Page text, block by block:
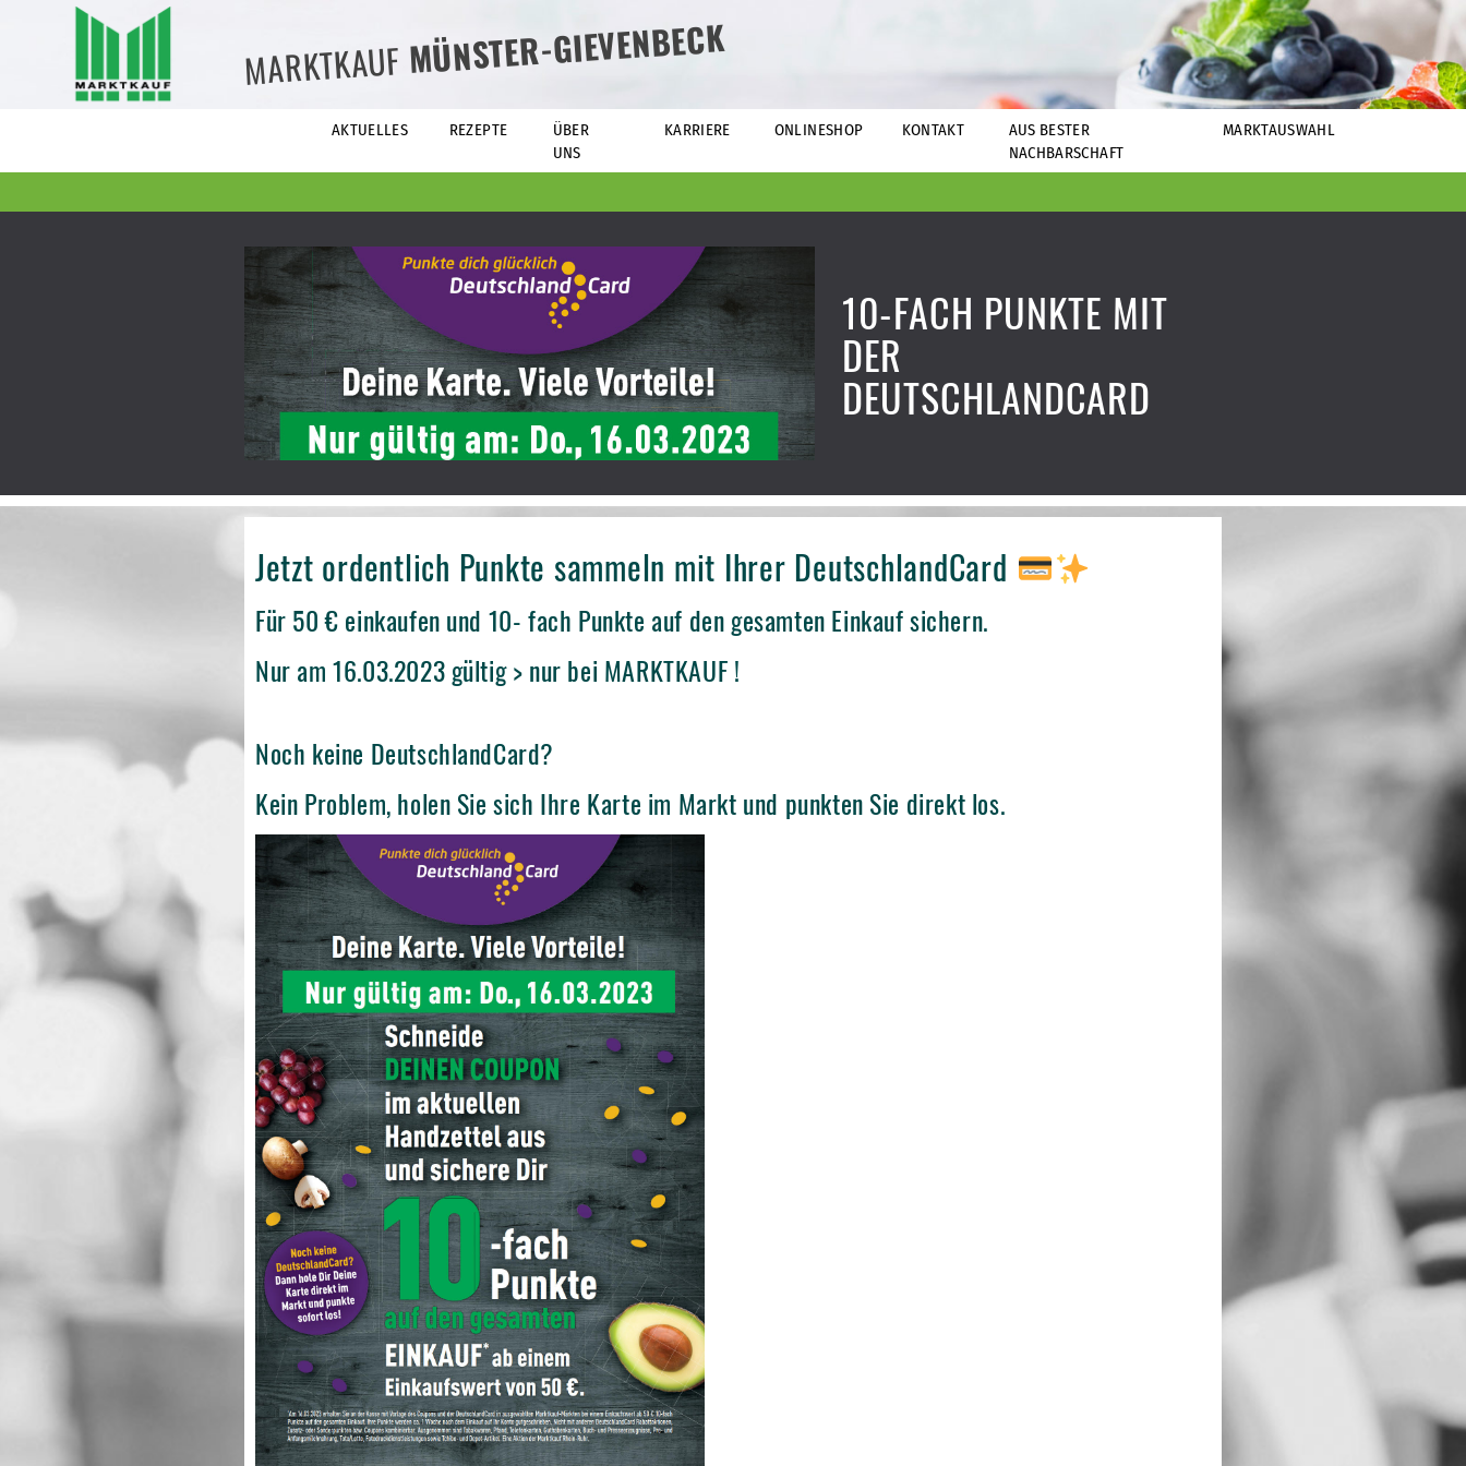
MARKTKAUFMÜNSTER-GIEVENBECK
AKTUELLES REZEPTE
ÜBER
UNS
KARRIERE ONLINESHOP KONTAKT
AUS BESTER
NACHBARSCHAFT
MARKTAUSWAHL
10-FACH PUNKTE MIT
DER
DEUTSCHLANDCARD
Jetzt ordentlich Punkte sammeln mit Ihrer DeutschlandCard
Für 50 € einkaufen und 10- fach Punkte auf den gesamten Einkauf sichern.
Nur am 16.03.2023 gültig > nur bei MARKTKAUF !
Noch keine DeutschlandCard?
Kein Problem, holen Sie sich Ihre Karte im Markt und punkten Sie direkt los.